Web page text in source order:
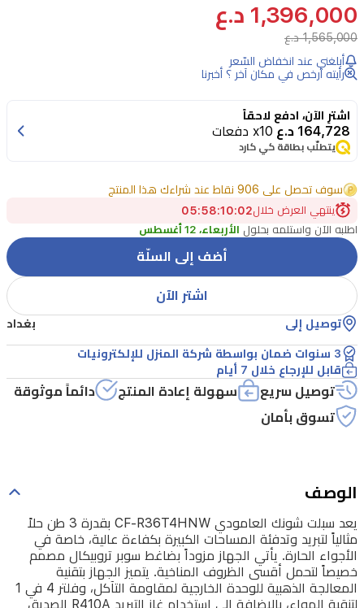
شونك
العامودي
CF-
R36T4HNW
طن
حلاً
مثالياً
لتبريد
وتدفئة
المساحات
الكبيرة
بكفاءة
عالية،
خاصة
في
الأجواء
الحارة.
مزوداً
بضاغط
سوبر
تروبيكال
مصمم
1,396,000 د.ع
1,565,000 د.ع
أبلغني عند انخفاض السّعر
رأيته أرخص في مكان آخر ؟ أخبرنا
اشترِ الآن، ادفع لاحقاً
164,728 د.ع x10 دفعات
يتطلّب بطاقة كي كارد
سوف تحصل على 906 نقاط عند شراءك هذا المنتج
ينتهي العرض خلال02
:
10
:
58
:
04
اطلبه الآن واستلمه بحلول الأربعاء، 12 أغسطس
أضف إلى السلّة
اشتر الآن
توصيل إلى بغداد
3 سنوات ضمان بواسطة شركة المنزل للإلكترونيات
قابل للإرجاع خلال 7 أيام
توصيل سريع سهولة إعادة المنتج
دائماً موثوقة
تسوق بأمان
الوصف
يعد سبلت شونك العامودي CF-R36T4HNW بقدرة 3 طن حلاً
مثالياً لتبريد وتدفئة المساحات الكبيرة بكفاءة عالية، خاصة في
الأجواء الحارة. يأتي الجهاز مزوداً بضاغط سوبر تروبيكال مصمم
خصيصاً لتحمل أقسى الظروف المناخية. يتميز الجهاز بتقنية
المعالجة الذهبية للوحدة الخارجية لمقاومة التآكل، وفلتر 4 في 1
لتنقية الهواء، بالإضافة إلى استخدام غاز التبريد R410A الصديق